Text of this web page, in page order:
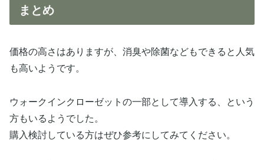
まとめ
価格の高さはありますが、消臭や除菌などもできると人気
も高いようです。
ウォークインクローゼットの一部として導入する、という
方もいるようでした。
購入検討している方はぜひ参考にしてみてください。